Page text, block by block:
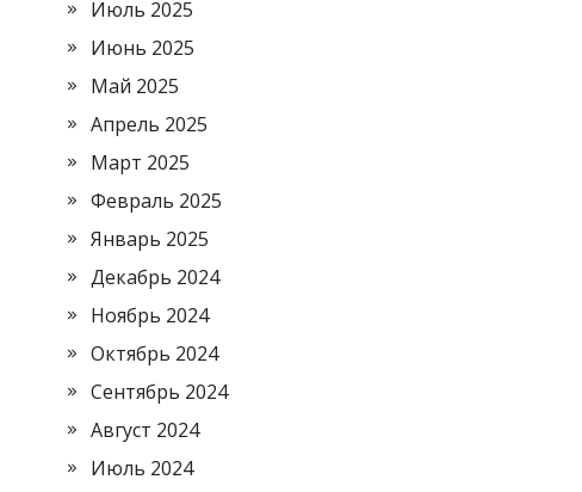
Июль 2025
Июнь 2025
Май 2025
Апрель 2025
Март 2025
Февраль 2025
Январь 2025
Декабрь 2024
Ноябрь 2024
Октябрь 2024
Сентябрь 2024
Август 2024
Июль 2024